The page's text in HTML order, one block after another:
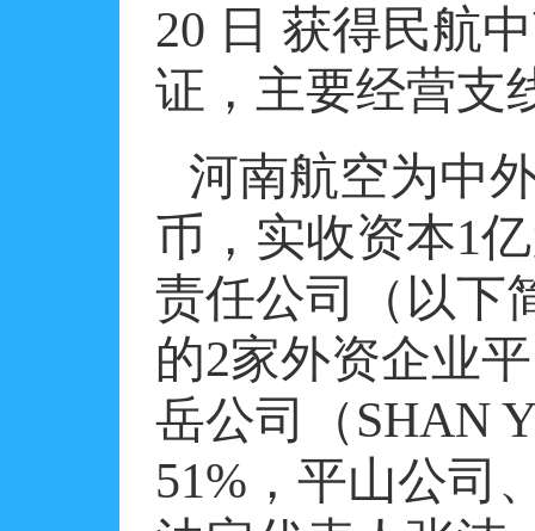
20 日 获得民航
证，主要经营支
河南航空为中
币，实收资本1
责任公司（以下
的2家外资企业
岳公司（SHAN
51% ，平山公司